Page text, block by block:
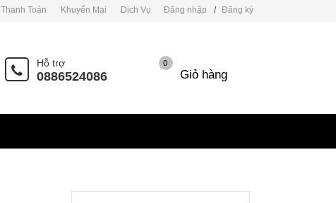
Đăng nhập / Đăng ký
Thanh Toán Khuyến Mại Dịch Vụ
Hỗ trợ
0886524086 Giỏ hàng
0